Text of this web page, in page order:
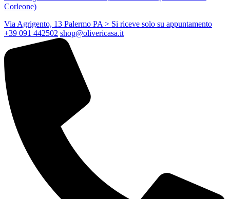
Corleone)
Via Agrigento, 13 Palermo PA> Si riceve solo su appuntamento
+39 091 442502 shop@olivericasa.it